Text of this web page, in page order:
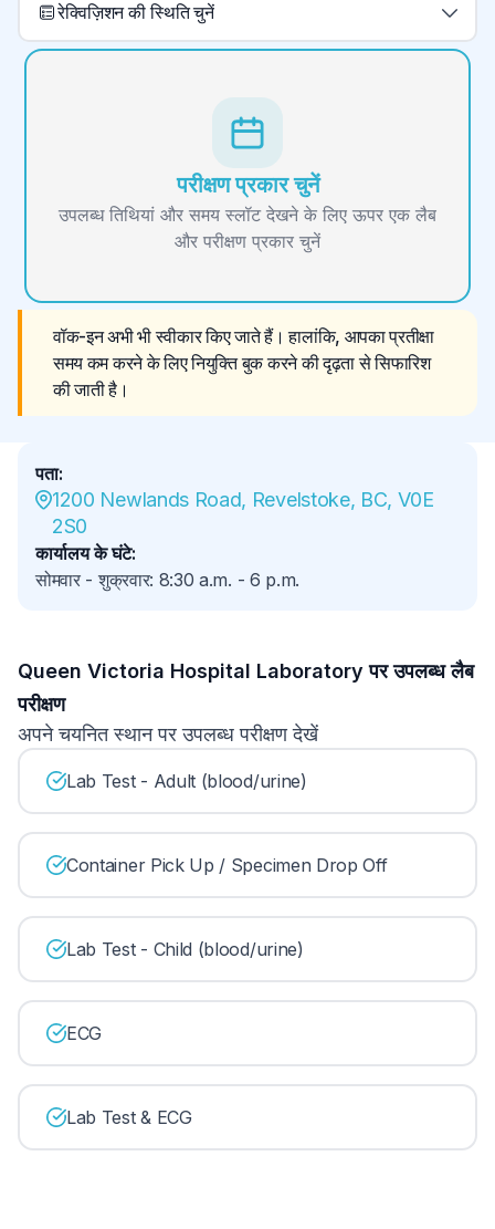
रेक्विज़िशन की स्थिति चुनें
परीक्षण प्रकार चुनें
उपलब्ध तिथियां और समय स्लॉट देखने के लिए ऊपर एक लैब
और परीक्षण प्रकार चुनें
वॉक-इन अभी भी स्वीकार किए जाते हैं। हालांकि, आपका प्रतीक्षा
समय कम करने के लिए नियुक्ति बुक करने की दृढ़ता से सिफारिश
की जाती है।
पता:
1200 Newlands Road, Revelstoke, BC, V0E
2S0
कार्यालय के घंटे:
सोमवार - शुक्रवार: 8:30 a.m. - 6 p.m.
Queen Victoria Hospital Laboratory पर उपलब्ध लैब
परीक्षण
अपने चयनित स्थान पर उपलब्ध परीक्षण देखें
Lab Test - Adult (blood/urine)
Container Pick Up / Specimen Drop Off
Lab Test - Child (blood/urine)
ECG
Lab Test & ECG